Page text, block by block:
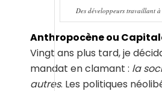
Des développeurs travaillant
Anthropocène ou
Vingt ans plus tard, je
mandat en clamant : la
autres. Les politiques